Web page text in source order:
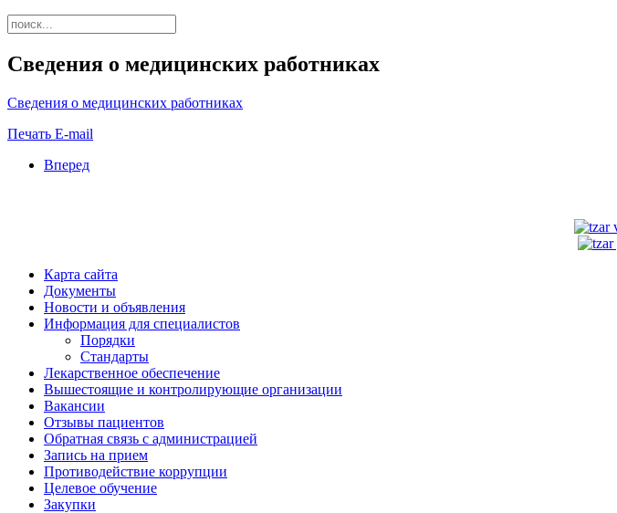
Сведения о медицинских работниках
Сведения о медицинских работниках
Печать E-mail
Вперед
Карта сайта
Документы
Новости и объявления
Информация для специалистов
Порядки
Стандарты
Лекарственное обеспечение
Вышестоящие и контролирующие организации
Вакансии
Отзывы пациентов
Обратная связь с администрацией
Запись на прием
Противодействие коррупции
Целевое обучение
Закупки